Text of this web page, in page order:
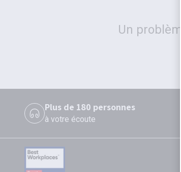
Un
Plus de 180 personnes
à votre écoute